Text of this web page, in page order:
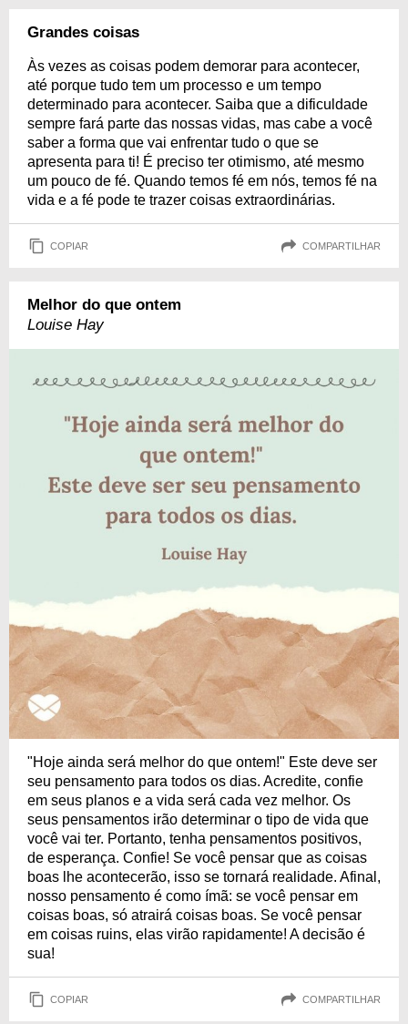
Grandes coisas
Às vezes as coisas podem demorar para acontecer,
até porque tudo tem um processo e um tempo
determinado para acontecer. Saiba que a dificuldade
sempre fará parte das nossas vidas, mas cabe a você
saber a forma que vai enfrentar tudo o que se
apresenta para ti! É preciso ter otimismo, até mesmo
um pouco de fé. Quando temos fé em nós, temos fé na
vida e a fé pode te trazer coisas extraordinárias.
COPIAR COMPARTILHAR
Melhor do que ontem
Louise Hay
"Hoje ainda será melhor do que ontem!" Este deve ser
seu pensamento para todos os dias. Acredite, confie
em seus planos e a vida será cada vez melhor. Os
seus pensamentos irão determinar o tipo de vida que
você vai ter. Portanto, tenha pensamentos positivos,
de esperança. Confie! Se você pensar que as coisas
boas lhe acontecerão, isso se tornará realidade. Afinal,
nosso pensamento é como ímã: se você pensar em
coisas boas, só atrairá coisas boas. Se você pensar
em coisas ruins, elas virão rapidamente! A decisão é
sua!
COPIAR COMPARTILHAR